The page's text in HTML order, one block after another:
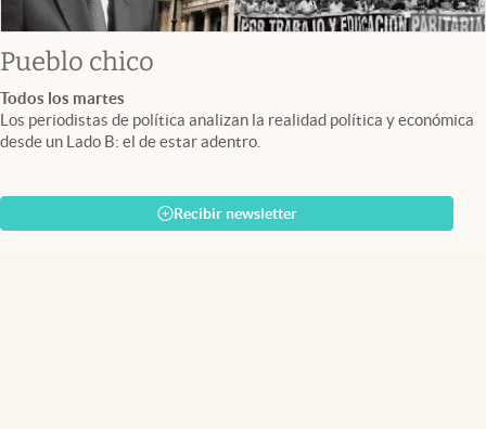
Pueblo chico
Todos los martes
Los periodistas de política analizan la realidad política y económica
desde un Lado B: el de estar adentro.
Recibir newsletter